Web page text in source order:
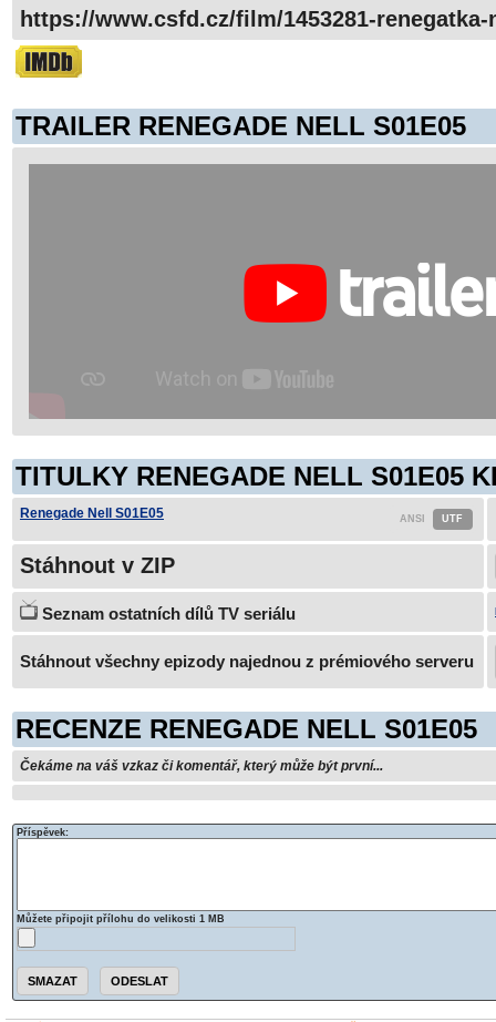
https://www.csfd.cz/film/1453281-
TRAILER RENEGADE NELL S01E05
TITULKY RENEGADE NELL S01E05
Renegade Nell S01E05
Stáhnout v ZIP
Seznam ostatních dílů TV seriálu
Stáhnout všechny epizody najednou z prémiového serveru
RECENZE RENEGADE NELL S01E05
Čekáme na váš vzkaz či komentář, který může být první...
Příspěvek:
Můžete připojit přílohu do velikosti 1 MB